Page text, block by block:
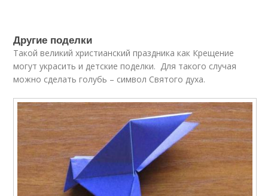
Другие поделки
Такой великий христианский праздника как Крещение
могут украсить и детские поделки. Для такого случая
можно сделать голубь – символ Святого духа.